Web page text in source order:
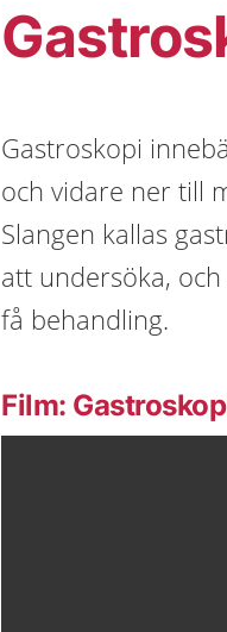
Gastroskopi
och vidare ner till
Slangen kallas
att undersöka,
få behandling.
Film: